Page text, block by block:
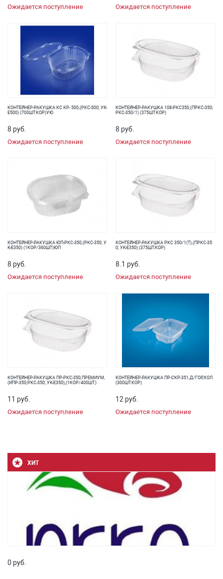
Ожидается поступление Ожидается поступление
КОНТЕЙНЕР-РАКУШКА КС КР- 500,(РКС-500; УК-
Е500) (700ШТ.КОР)УЮ
8 руб.
Ожидается поступление
КОНТЕЙНЕР-РАКУШКА 108-РКС350,(ПРКС-350;
РКС-350/1) (375ШТ.КОР)
8 руб.
Ожидается поступление
КОНТЕЙНЕР-РАКУШКА ЮП-РКС-350,(РКС-350; У
К-Е350) (1КОР/360ШТ)ЮП
8 руб.
Ожидается поступление
КОНТЕЙНЕР-РАКУШКА РКС 350/1(Т),(ПРКС-35
0; УК-Е350) (375ШТ.КОР)
8.1 руб.
Ожидается поступление
КОНТЕЙНЕР-РАКУШКА ПР-РКС-350,ПРЕМИУМ,
(ИПР-350;РКС-350; УК-Е350),(1КОР/400ШТ.)
11 руб.
Ожидается поступление
КОНТЕЙНЕР-РАКУШКА ПР-СКР-351,Д/ГОР,ХОЛ.
(300ШТ.КОР)
12 руб.
Ожидается поступление
ХИТ
0 руб.